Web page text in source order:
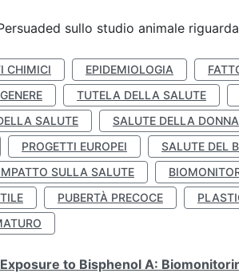
sullo studio animale
CHIMICI EPIDEMIOLOGIA
TUTELA DELLA SALUTE
SALUTE
SALUTE DELLA DONNA
PROGETTI EUROPEI SALUTE DEL
SULLA SALUTE
PUBERTÀ PRECOCE
to Bisphenol A: